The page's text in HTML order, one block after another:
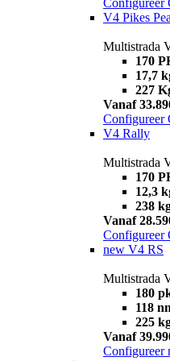
V4 Pikes
Multistrada
170
17,7
227
Vanaf
Configureer
V4 Rally
Multistrada
170
12,3
238
Vanaf
Configureer
new V4 RS
Multistrada
180
118
225
Vanaf
Configureer